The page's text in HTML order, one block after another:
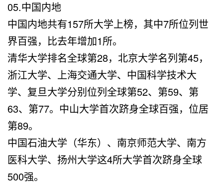
05.中国内地
中国内地共有157所大学上榜，其中7所位列世
界百强，比去年增加1所。
清华大学排名全球第28，北京大学名列第45，
浙江大学、上海交通大学、中国科学技术大
学、复旦大学分别位列全球第52、第59、第
63、第77。中山大学首次跻身全球百强，位居
第89。
中国石油大学（华东）、南京师范大学、南方
医科大学、扬州大学这4所大学首次跻身全球
500强。